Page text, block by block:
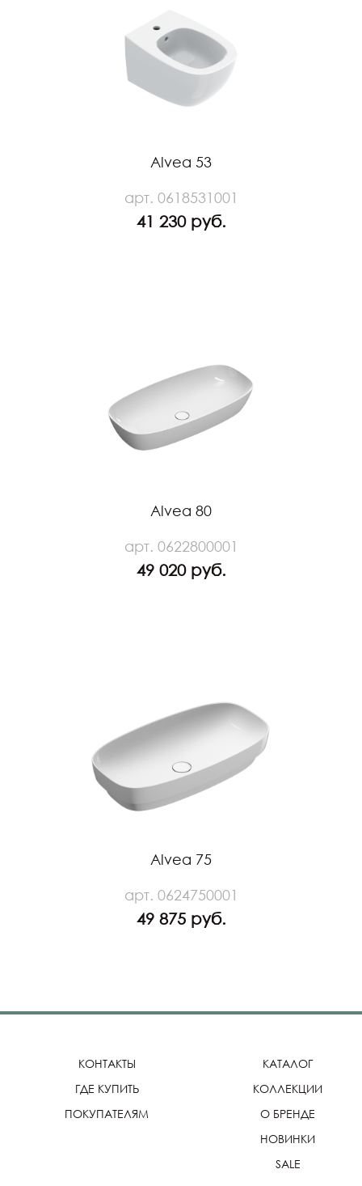
Alvea 53
арт. 0618531001
41 230 руб.
Alvea 80
арт. 0622800001
49 020 руб.
Alvea 75
арт. 0624750001
49 875 руб.
КОНТАКТЫ
ГДЕ КУПИТЬ
ПОКУПАТЕЛЯМ
КАТАЛОГ
КОЛЛЕКЦИИ
О БРЕНДЕ
НОВИНКИ
SALE